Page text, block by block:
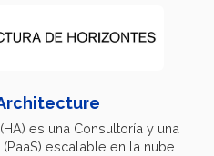
es una Consultoría y una
escalable en la nube.